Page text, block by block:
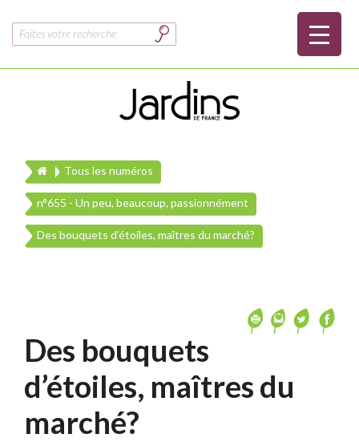
Rechercher :
Tous les numéros
n°655 - Un peu, beaucoup, passionnément
Des bouquets d’étoiles, maîtres du marché?
Des bouquets
d’étoiles, maîtres du
marché?